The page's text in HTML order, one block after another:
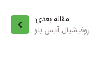
مقاله بعدی:
آیس بلو